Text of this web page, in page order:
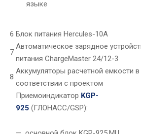
языке
6 Блок питания Hercules-10A
7
Автоматическое зарядное
питания ChargeMaster 24/12-3
8
Аккумуляторы расчетной емкости в
соответствии с проектом
Приемоиндикатор KGP-
925 (ГЛОНАСС/GSP):